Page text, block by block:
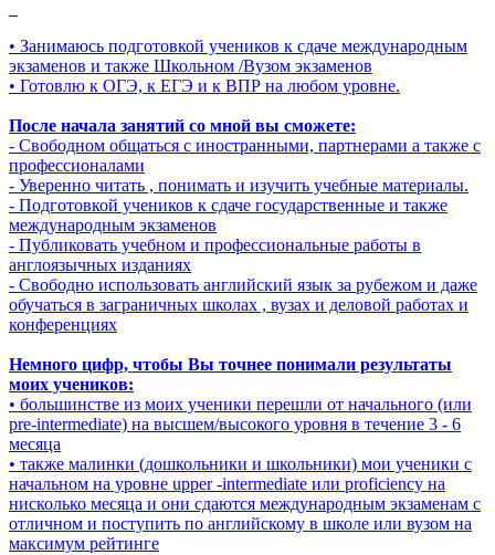
• Занимаюсь подготовкой учеников к сдаче международным
экзаменов и также Школьном /Вузом экзаменов
• Готовлю к ОГЭ, к ЕГЭ и к ВПР на любом уровне.
После начала занятий со мной вы сможете:
- Свободном общаться с иностранными, партнерами а также с
профессионалами
- Уверенно читать , понимать и изучить учебные материалы.
- Подготовкой учеников к сдаче государственные и также
международным экзаменов
- Публиковать учебном и профессиональные работы в
англоязычных изданиях
- Свободно использовать английский язык за рубежом и даже
обучаться в заграничных школах , вузах и деловой работах и
конференциях
Немного цифр, чтобы Вы точнее понимали результаты
моих учеников:
• большинстве из моих ученики перешли от начального (или
pre-intermediate) на высшем/высокого уровня в течение 3 - 6
месяца
• также малинки (дошкольники и школьники) мои ученики с
начальном на уровне upper -intermediate или proficiency на
нисколько месяца и они сдаются международным экзаменам с
отличном и поступить по английскому в школе или вузом на
максимум рейтинге